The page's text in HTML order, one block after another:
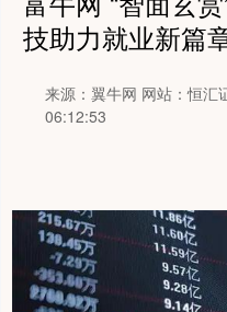
技助力就业新篇
来源：翼牛网 网站：恒汇
06:12:53